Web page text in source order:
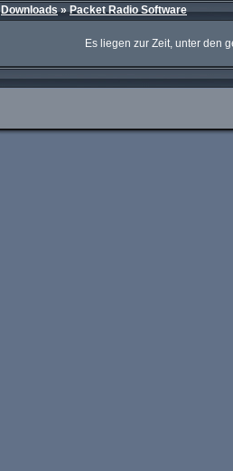
Downloads»Packet Radio Software
Es liegen zur Zeit, unter den